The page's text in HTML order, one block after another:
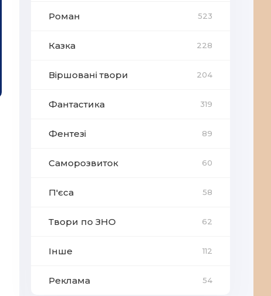
Роман 523
Казка 228
Віршовані твори 204
Фантастика 319
Фентезі 89
Саморозвиток 60
П'єса 58
Твори по ЗНО 62
Інше 112
Реклама 54